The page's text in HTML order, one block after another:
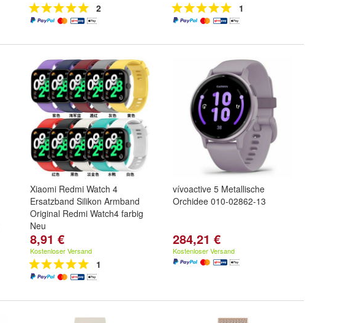
2 1
Xiaomi Redmi Watch 4
Ersatzband Silikon Armband
Original Redmi Watch4 farbig
Neu
8,91 €
Kostenloser Versand
1
vívoactive 5 Metallische
Orchidee 010-02862-13
284,21 €
Kostenloser Versand